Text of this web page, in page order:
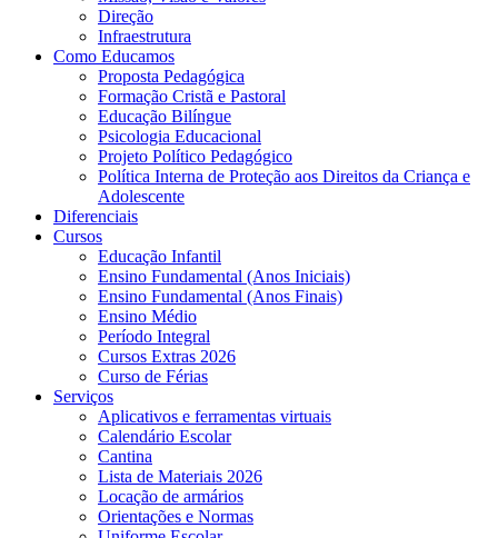
Direção
Infraestrutura
Como Educamos
Proposta Pedagógica
Formação Cristã e Pastoral
Educação Bilíngue
Psicologia Educacional
Projeto Político Pedagógico
Política Interna de Proteção aos Direitos da Criança e
Adolescente
Diferenciais
Cursos
Educação Infantil
Ensino Fundamental (Anos Iniciais)
Ensino Fundamental (Anos Finais)
Ensino Médio
Período Integral
Cursos Extras 2026
Curso de Férias
Serviços
Aplicativos e ferramentas virtuais
Calendário Escolar
Cantina
Lista de Materiais 2026
Locação de armários
Orientações e Normas